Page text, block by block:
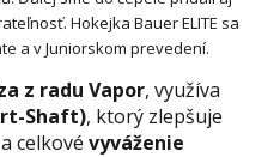
Hokejka Bauer ELITE sa
a v Juniorskom prevedení.
z radu Vapor, využíva
Shaft), ktorý zlepšuje
a celkové vyváženie